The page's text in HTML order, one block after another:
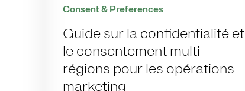
Consent & Preferences
Guide sur la confidentialité et
le consentement multi-
régions pour les opérations
marketing